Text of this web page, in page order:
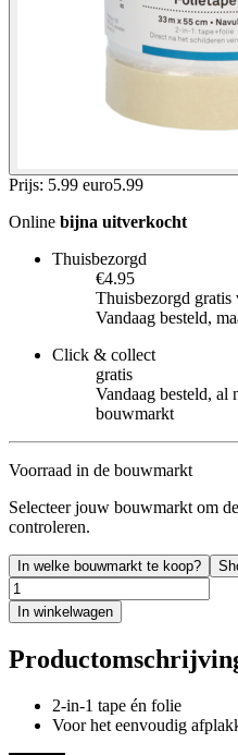
Prijs: 5.99 euro5.99
Online bijna uitverkocht
Thuisbezorgd
€4.95
Thuisbezorgd gratis
Vandaag besteld,
Click & collect
gratis
Vandaag besteld, al
bouwmarkt
Voorraad in de bouwmarkt
Selecteer jouw bouwmarkt om
controleren.
In welke bouwmarkt te koop?
In winkelwagen
2-in-1 tape én folie
Voor het eenvoudig